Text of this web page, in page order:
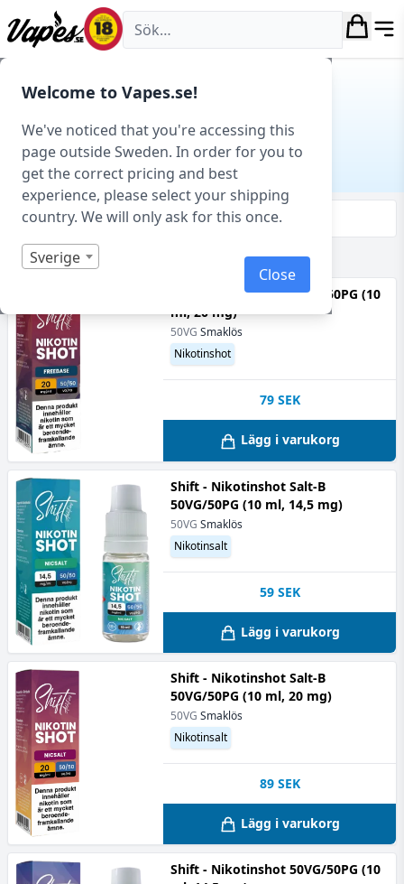
Welcome to Vapes.se!
We've noticed that you're accessing this
page outside Sweden. In order for you to
get the correct pricing and best
experience, please select your shipping
country. We will only ask for this once.
Sverige
Close
Vapes.se
Hem/Tillverkare/ Chemnovatic
CHEMNOVATIC
Tillverkare
Filtrera & sortera
Visar 4 produkter av 4 totalt
Shift - Nikotinshot 50VG/50PG (10
ml, 20 mg)
50VG Smaklös
Nikotinshot
79 SEK
Lägg i varukorg
Shift - Nikotinshot Salt-B
50VG/50PG (10 ml, 14,5 mg)
50VG Smaklös
Nikotinsalt
59 SEK
Lägg i varukorg
Shift - Nikotinshot Salt-B
50VG/50PG (10 ml, 20 mg)
50VG Smaklös
Nikotinsalt
89 SEK
Lägg i varukorg
Shift - Nikotinshot 50VG/50PG (10